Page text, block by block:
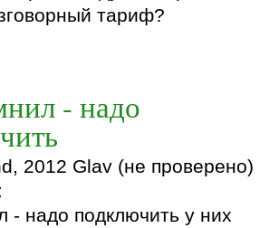
тариф?
- надо
2012 Glav (не проверено)
- надо подключить у них